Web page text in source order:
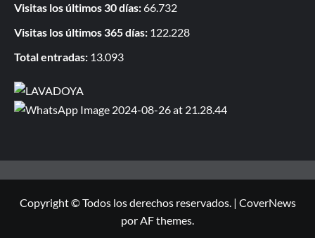
Visitas los últimos 30 días:66.732
Visitas los últimos 365 días: 122.228
Total entradas: 13.093
Copyright © Todos los derechos reservados. | CoverNews
por AF themes.